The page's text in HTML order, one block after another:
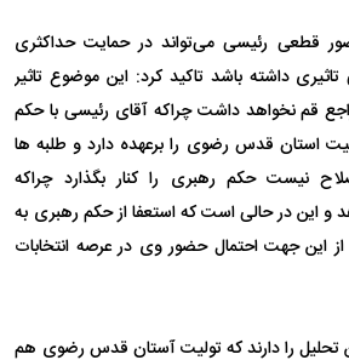
قطعی رئیسی می‌تواند در حمایت حداکثری
داشته باشد تاکید کرد: این موضوع تاثیر
قم نخواهد داشت چراکه آقای رئیسی با حکم
استان قدس رضوی را برعهده دارد و طلبه ها
نیست حکم رهبری را کنار بگذارد چراکه
و این در حالی است که استعفا از حکم رهبری به
این جهت احتمال حضور وی در عرصه انتخابات
تحلیل را دارند که تولیت آستان قدس رضوی هم